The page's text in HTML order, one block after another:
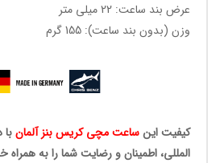
عرض بند ساعت: 22 میلی متر
وزن (بدون بند ساعت): 155 گرم
کیفیت اینساعت مچی کریسبنز آلمان
المللی، اطمینان و رضایت شما را به